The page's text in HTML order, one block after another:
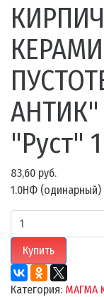
АНТИК"
"Руст"
83,60 руб.
1.0НФ (одинарный)
Купить
Категория: МАГМА